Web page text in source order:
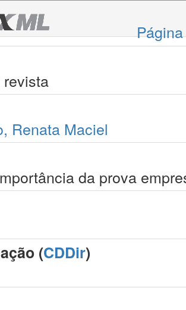
Renata Maciel
da prova
(CDDir)